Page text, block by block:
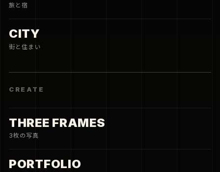
旅と宿
CITY
街と住まい
CREATE
THREE FRAMES
3枚の写真
PORTFOLIO